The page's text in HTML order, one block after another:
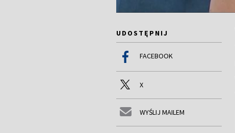
UDOSTĘPNIJ
FACEBOOK
X
WYŚLIJ MAILEM